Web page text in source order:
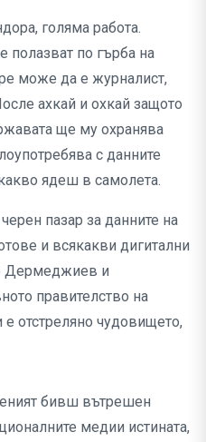
голяма работа.
полазват по гърба на
може да е журналист,
ахкай и охкай защото
ще му охранява
с данните
ядеш в самолета.
пазар за данните на
и всякакви дигитални
Дермеджиев и
правителство на
отстреляно чудовището,
бивш вътрешен
медии истината,